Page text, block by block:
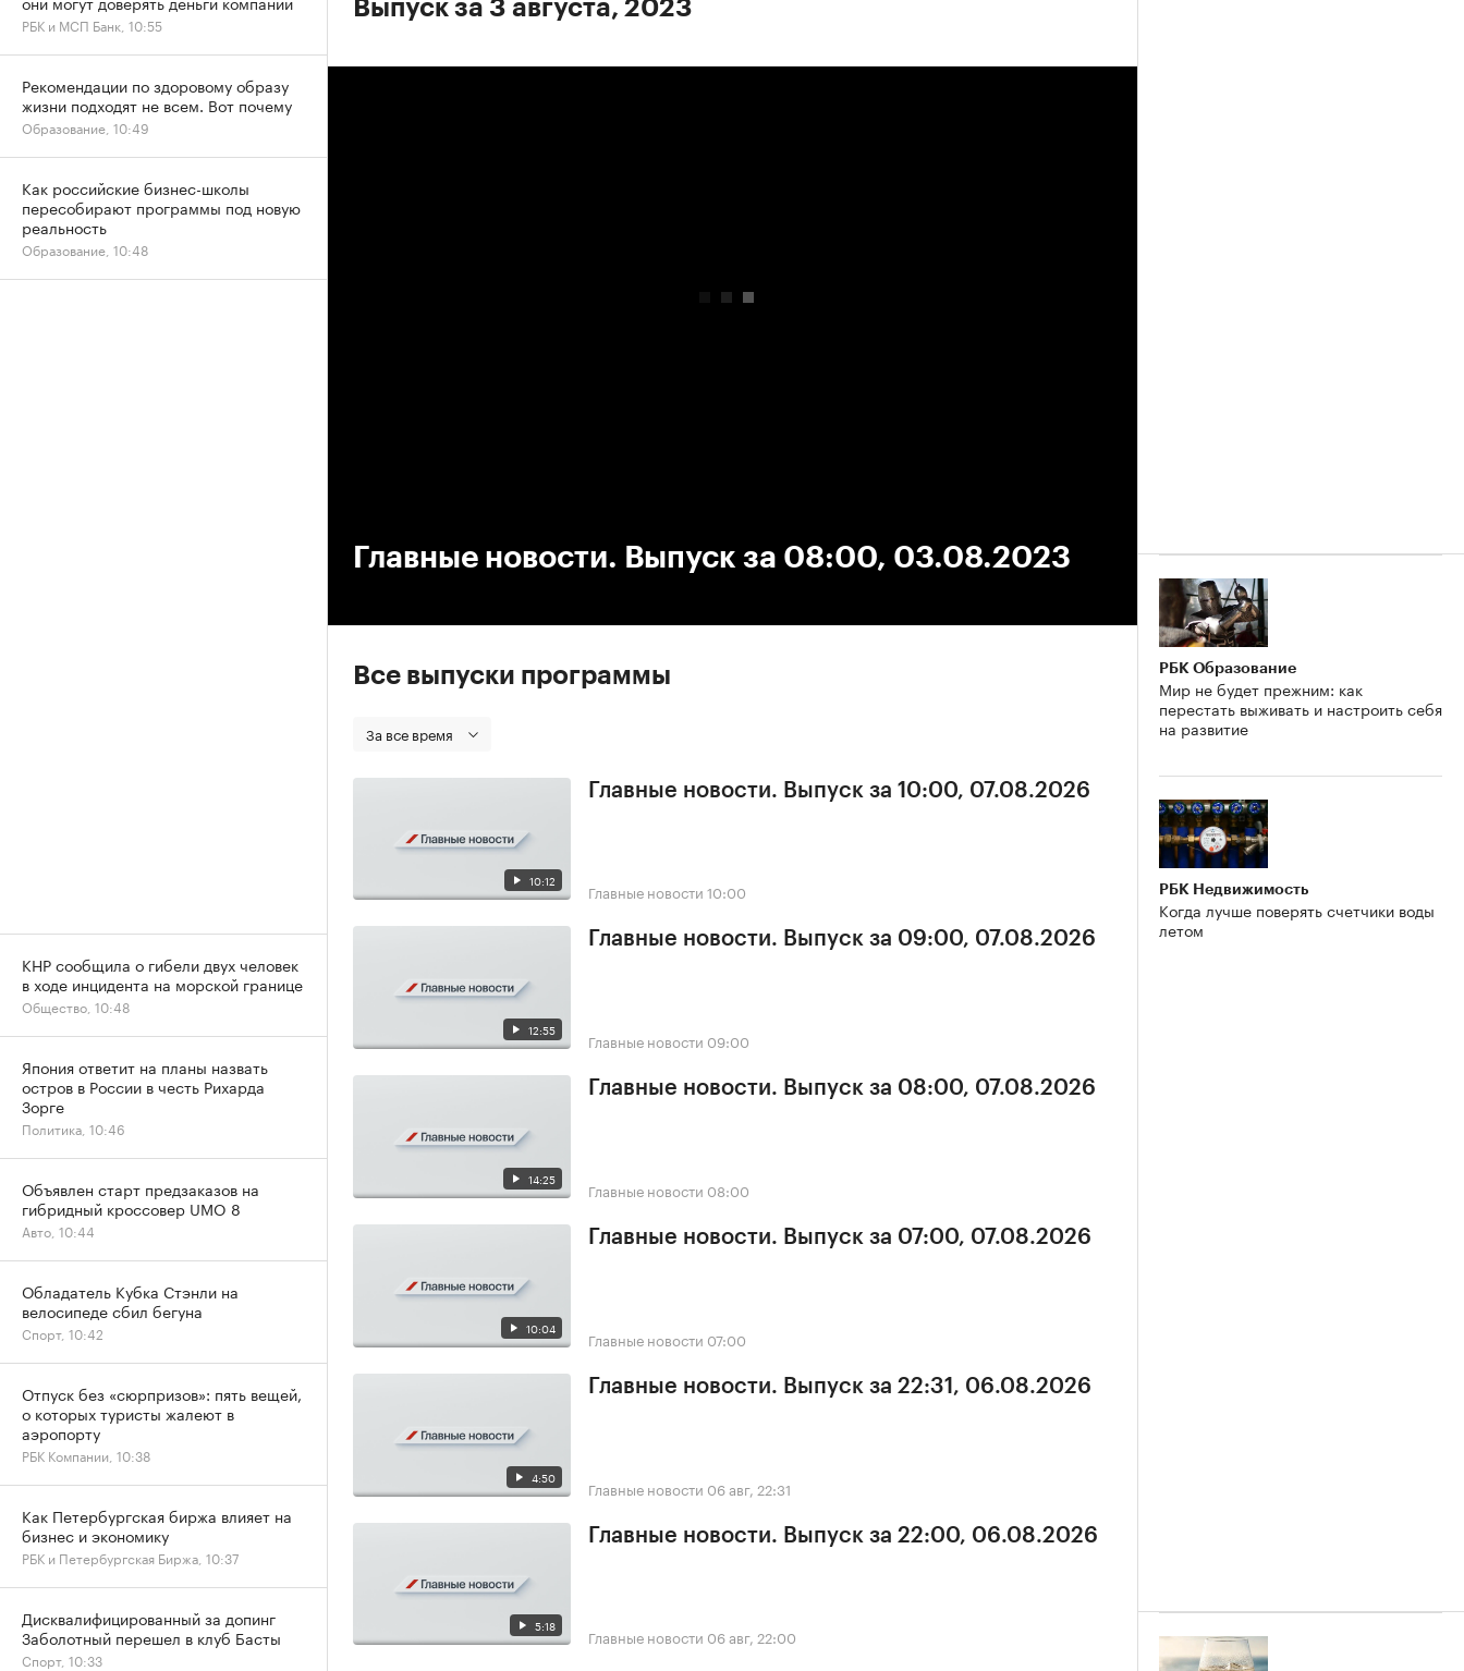
Выпуск за 3 августа, 2023
Главные новости. Выпуск за 08:00, 03.08.2023
Все выпуски программы
За все время
10:12
Главные новости. Выпуск за 10:00, 07.08.2026
Главные новости 10:00
12:55
Главные новости. Выпуск за 09:00, 07.08.2026
Главные новости 09:00
14:25
Главные новости. Выпуск за 08:00, 07.08.2026
Главные новости 08:00
10:04
Главные новости. Выпуск за 07:00, 07.08.2026
Главные новости 07:00
4:50
Главные новости. Выпуск за 22:31, 06.08.2026
Главные новости 06 авг, 22:31
5:18
Главные новости. Выпуск за 22:00, 06.08.2026
Главные новости 06 авг, 22:00
РБК Образование
Мир не будет прежним: как
перестать выживать и настроить себя
на развитие
РБК Недвижимость
Когда лучше поверять счетчики воды
летом
РБК и МСП Банк, 10:55
Рекомендации по здоровому образу
жизни подходят не всем. Вот почему
Образование, 10:49
Как российские бизнес-школы
пересобирают программы под новую
реальность
Образование, 10:48
КНР сообщила о гибели двух человек
в ходе инцидента на морской границе
Общество, 10:48
Япония ответит на планы назвать
остров в России в честь Рихарда
Зорге
Политика, 10:46
Объявлен старт предзаказов на
гибридный кроссовер UMO 8
Авто, 10:44
Обладатель Кубка Стэнли на
велосипеде сбил бегуна
Спорт, 10:42
Отпуск без «сюрпризов»: пять вещей,
о которых туристы жалеют в
аэропорту
РБК Компании, 10:38
Как Петербургская биржа влияет на
бизнес и экономику
РБК и Петербургская Биржа, 10:37
Дисквалифицированный за допинг
Заболотный перешел в клуб Басты
Спорт, 10:33